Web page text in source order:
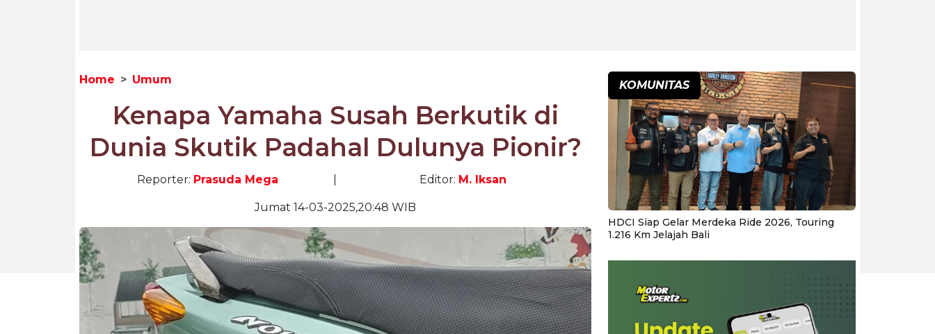
Home Umum
Kenapa Yamaha Susah Berkutik di
Dunia Skutik Padahal Dulunya Pionir?
Reporter: Prasuda Mega Editor: M. Iksan
Jumat 14-03-2025,20:48 WIB
KOMUNITAS
HDCI Siap Gelar Merdeka Ride 2026, Touring
1.216 Km Jelajah Bali